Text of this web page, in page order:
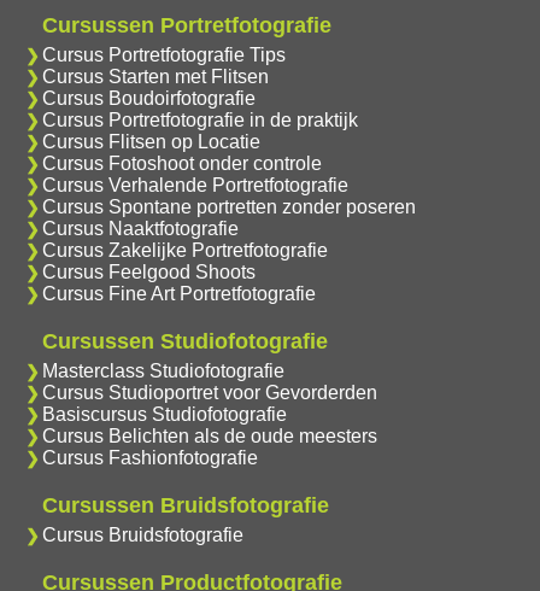
Cursussen Portretfotografie
Cursus Portretfotografie Tips
Cursus Starten met Flitsen
Cursus Boudoirfotografie
Cursus Portretfotografie in de praktijk
Cursus Flitsen op Locatie
Cursus Fotoshoot onder controle
Cursus Verhalende Portretfotografie
Cursus Spontane portretten zonder poseren
Cursus Naaktfotografie
Cursus Zakelijke Portretfotografie
Cursus Feelgood Shoots
Cursus Fine Art Portretfotografie
Cursussen Studiofotografie
Masterclass Studiofotografie
Cursus Studioportret voor Gevorderden
Basiscursus Studiofotografie
Cursus Belichten als de oude meesters
Cursus Fashionfotografie
Cursussen Bruidsfotografie
Cursus Bruidsfotografie
Cursussen Productfotografie